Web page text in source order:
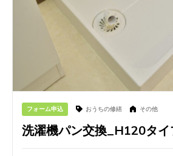
フォーム申込 おうちの修繕 その他
洗濯機パン交換_H120タイ